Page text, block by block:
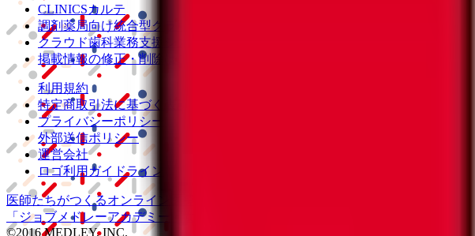
CLINICSカルテ
調剤薬局向け統合型クラウドソリューション
クラウド歯科業務支援システム
掲載情報の修正・削除はこちら
利用規約
特定商取引法に基づく表記
プライバシーポリシー
外部送信ポリシー
運営会社
ロゴ利用ガイドライン
医師たちがつくるオンライン医療事典
「ジョブメドレーアカデミー」
©2016 MEDLEY, INC.